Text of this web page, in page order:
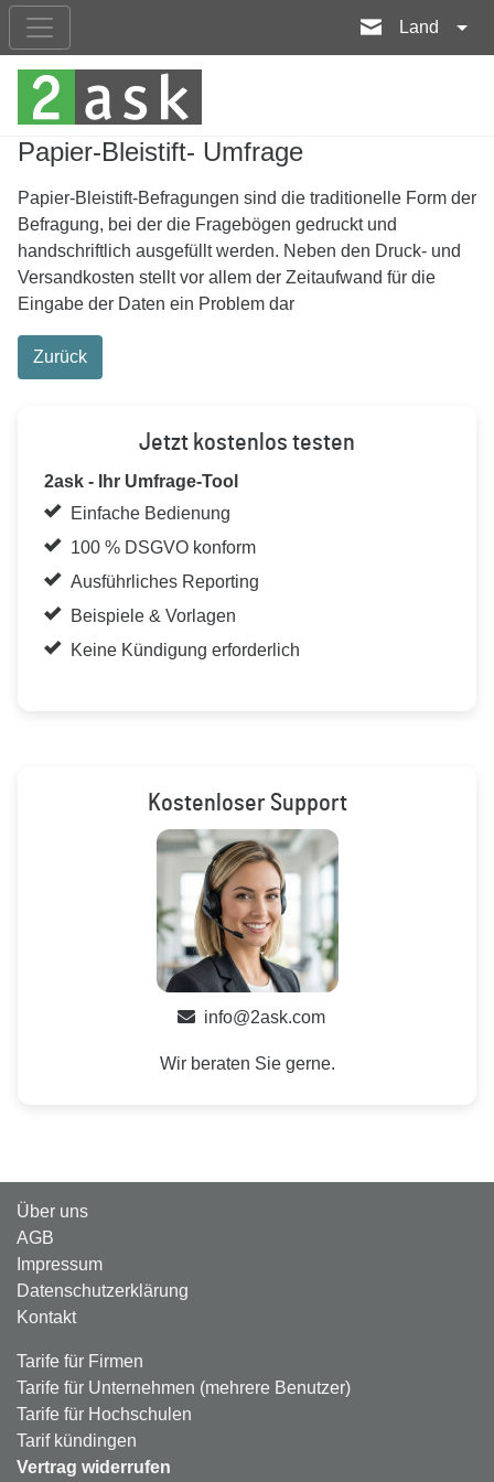
Land
Papier-Bleistift- Umfrage
Papier-Bleistift-Befragungen sind die traditionelle Form der
Befragung, bei der die Fragebögen gedruckt und
handschriftlich ausgefüllt werden. Neben den Druck- und
Versandkosten stellt vor allem der Zeitaufwand für die
Eingabe der Daten ein Problem dar
Zurück
Jetzt kostenlos testen
2ask - Ihr Umfrage-Tool
Einfache Bedienung
100 % DSGVO konform
Ausführliches Reporting
Beispiele & Vorlagen
Keine Kündigung erforderlich
Kostenloser Support
info@2ask.com
Wir beraten Sie gerne.
Über uns
AGB
Impressum
Datenschutzerklärung
Kontakt
Tarife für Firmen
Tarife für Unternehmen (mehrere Benutzer)
Tarife für Hochschulen
Tarif kündingen
Vertrag widerrufen